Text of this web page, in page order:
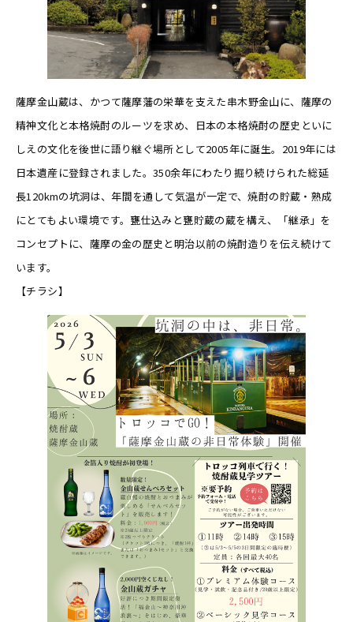
薩摩金山蔵は、かつて薩摩藩の栄華を支えた串木野金山に、薩摩の
精神文化と本格焼酎のルーツを求め、日本の本格焼酎の歴史といに
しえの文化を後世に語り継ぐ場所として2005年に誕生。2019年には
日本遺産に登録されました。350余年にわたり掘り続けられた総延
長120kmの坑洞は、年間を通して気温が一定で、焼酎の貯蔵・熟成
にとてもよい環境です。甕仕込みと甕貯蔵の蔵を構え、「継承」を
コンセプトに、薩摩の金の歴史と明治以前の焼酎造りを伝え続けて
います。
【チラシ】